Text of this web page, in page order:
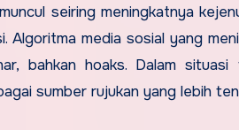
seiring meningkatnya
Algoritma media sosial yang
bahkan hoaks. Dalam
sumber rujukan yang lebih